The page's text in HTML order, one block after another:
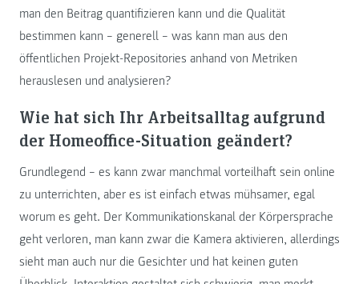
man den Beitrag quantifizieren kann und die Qualität
bestimmen kann – generell – was kann man aus den
öffentlichen Projekt-Repositories anhand von Metriken
herauslesen und analysieren?
Wie hat sich Ihr Arbeitsalltag aufgrund
der Homeoffice-Situation geändert?
Grundlegend – es kann zwar manchmal vorteilhaft sein online
zu unterrichten, aber es ist einfach etwas mühsamer, egal
worum es geht. Der Kommunikationskanal der Körpersprache
geht verloren, man kann zwar die Kamera aktivieren, allerdings
sieht man auch nur die Gesichter und hat keinen guten